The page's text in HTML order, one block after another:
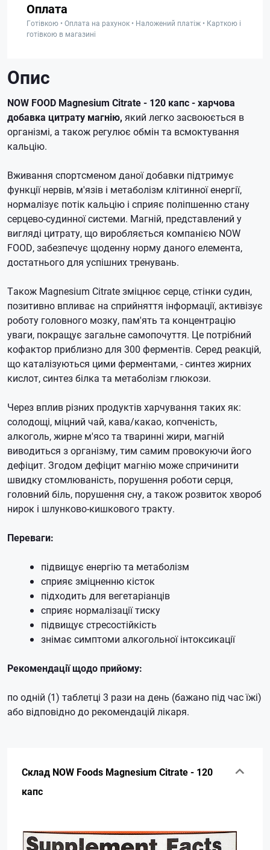
Оплата
Готівкою • Оплата на рахунок • Наложений платіж • Карткою і
готівкою в магазині
Опис
NOW FOOD Magnesium Сitrate - 120 капс - харчова
добавка цитрату магнію, який легко засвоюється в
організмі, а також регулює обмін та всмоктування
кальцію.
Вживання спортсменом даної добавки підтримує
функції нервів, м'язів і метаболізм клітинної енергії,
нормалізує потік кальцію і сприяє поліпшенню стану
серцево-судинної системи. Магній, представлений у
вигляді цитрату, що виробляється компанією NOW
FOOD, забезпечує щоденну норму даного елемента,
достатнього для успішних тренувань.
Також Magnesium Citrate зміцнює серце, стінки судин,
позитивно впливає на сприйняття інформації, активізує
роботу головного мозку, пам'ять та концентрацію
уваги, покращує загальне самопочуття. Це потрібний
кофактор приблизно для 300 ферментів. Серед реакцій,
що каталізуються цими ферментами, - синтез жирних
кислот, синтез білка та метаболізм глюкози.
Через вплив різних продуктів харчування таких як:
солодощі, міцний чай, кава/какао, копченість,
алкоголь, жирне м'ясо та тваринні жири, магній
виводиться з організму, тим самим провокуючи його
дефіцит. Згодом дефіцит магнію може спричинити
швидку стомлюваність, порушення роботи серця,
головний біль, порушення сну, а також розвиток хвороб
нирок і шлунково-кишкового тракту.
Переваги:
підвищує енергію та метаболізм
сприяє зміцненню кісток
підходить для вегетаріанців
сприяє нормалізації тиску
підвищує стресостійкість
знімає симптоми алкогольної інтоксикації
Рекомендації щодо прийому:
по одній (1) таблетці 3 рази на день (бажано під час їжі)
або відповідно до рекомендацій лікаря.
Склад NOW Foods Magnesium Сitrate - 120
капс